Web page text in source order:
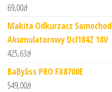
69,00zł
Makita Odkurzacz
Akumulatorowy Dcl184Z 18V
425,63zł
BaByliss PRO FX8700E
549,00zł